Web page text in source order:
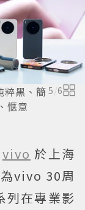
粹黑、簡
惬意
5/6
vivo 於上海
vivo 30周
列在專業影